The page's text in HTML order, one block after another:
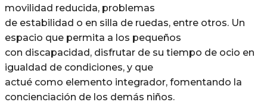
movilidad reducida, problemas
de estabilidad o en silla de ruedas, entre otros. Un
espacio que permita a los pequeños
con discapacidad, disfrutar de su tiempo de ocio en
igualdad de condiciones, y que
actué como elemento integrador, fomentando la
concienciación de los demás niños.